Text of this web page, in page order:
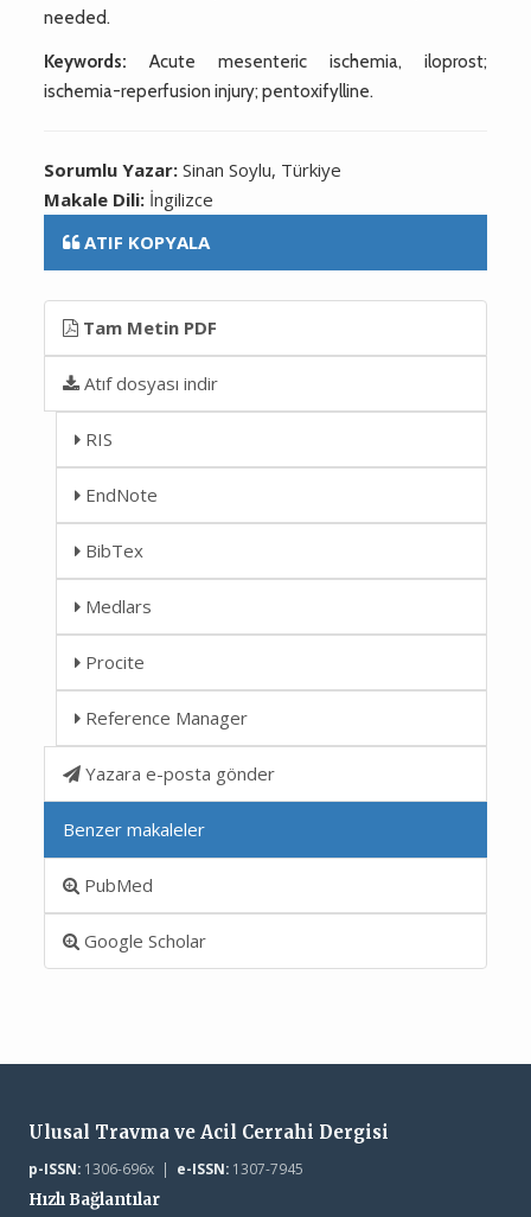
needed.
Keywords: Acute mesenteric ischemia, iloprost;
ischemia-reperfusion injury; pentoxifylline.
Sorumlu Yazar:Sinan Soylu, Türkiye
Makale Dili: İngilizce
ATIF KOPYALA
Tam Metin PDF
Atıf dosyası indir
RIS
EndNote
BibTex
Medlars
Procite
Reference Manager
Yazara e-posta gönder
Benzer makaleler
PubMed
Google Scholar
Ulusal Travma ve Acil Cerrahi Dergisi
p-ISSN:1306-696x | e-ISSN:1307-7945
Hızlı Bağlantılar